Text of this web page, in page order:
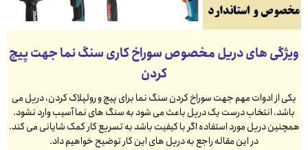
ویژگی های دریل مخصوص سوراخ کاری سنگ نما جهت پیچ
کردن
یکی از ادوات مهم جهت سوراخ کردن سنگ نما برای پیچ و رولپلاک کردن، دریل می
باشد. انتخاب درست یک دریل باعث می شود به سنگ های نما آسیب وارد نشود.
همچنین دریل مورد استفاده اگر با کیفیت باشد به تسریع کار کمک شایانی می کند.
در این مقاله راجع به دریل های این کار توضیح خواهیم داد.